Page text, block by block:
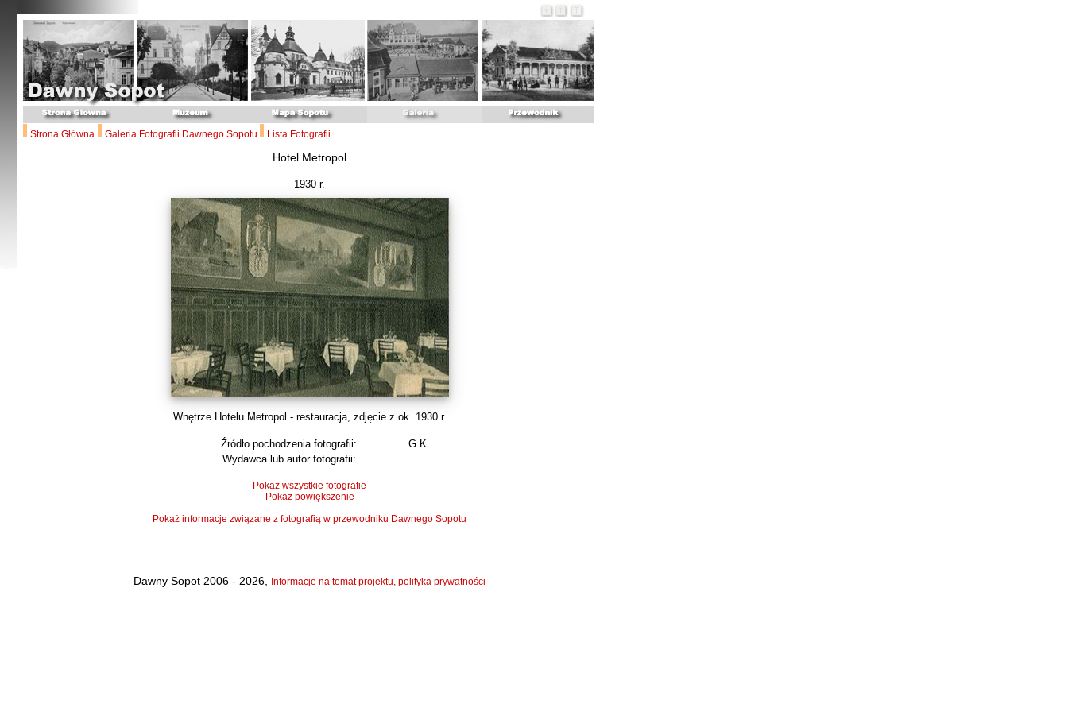
Strona Główna Galeria Fotografii Dawnego Sopotu Lista Fotografii
Hotel Metropol
1930 r.
Wnętrze Hotelu Metropol - restauracja, zdjęcie z ok. 1930 r.
Źródło pochodzenia fotografii:
G.K.
Wydawca lub autor fotografii:
Pokaż wszystkie fotografie
Pokaż powiększenie
Pokaż informacje związane z fotografią w przewodniku Dawnego Sopotu
Dawny Sopot 2006 - 2026, Informacje na temat projektu, polityka prywatności